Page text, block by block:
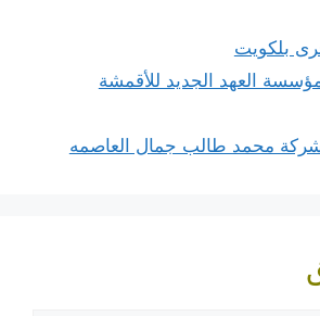
بلكويت
العهد الجديد للأقمشة
محمد طالب جمال العاصمه